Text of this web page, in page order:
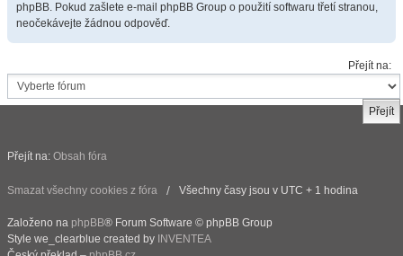
phpBB. Pokud zašlete e-mail phpBB Group o použití softwaru třetí stranou,
neočekávejte žádnou odpověď.
Přejít na:
Přejít na: Obsah fóra
Smazat všechny cookies z fóra Všechny časy jsou v UTC + 1 hodina
Založeno na phpBB® Forum Software © phpBB Group
Style we_clearblue created by INVENTEA